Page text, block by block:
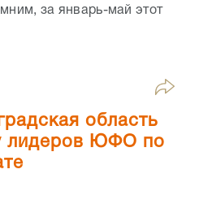
за январь-май этот
область
лидеров ЮФО по